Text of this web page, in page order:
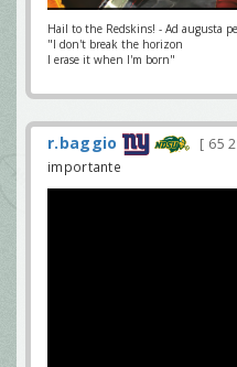
Hail to the Redskins! - Ad augusta
"I don't break the horizon
I erase it when I'm born"
r.baggio 65
importante